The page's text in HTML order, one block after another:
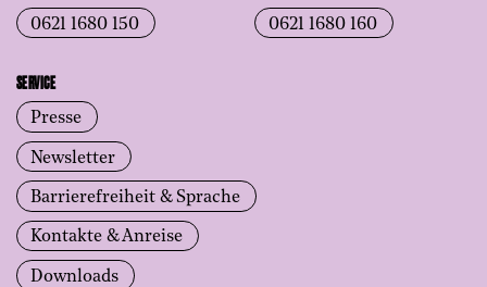
0621 1680 150 0621 1680 160
SERVICE
Presse
Newsletter
Barrierefreiheit & Sprache
Kontakte & Anreise
Downloads